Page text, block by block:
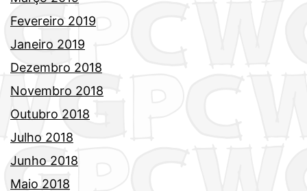
Fevereiro 2019
Janeiro 2019
Dezembro 2018
Novembro 2018
Outubro 2018
Julho 2018
Junho 2018
Maio 2018